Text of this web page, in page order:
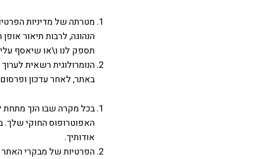
מטרתה של מדיניות
הנהוגה, לרבות תיאור
תספק לנו ו\או שיאסף
הנומרולוגית רשאית
באתר, לאחר עדכון
האפוטרופוס החוקי
אודותיך.
הפרטיות של מבקרי האתר